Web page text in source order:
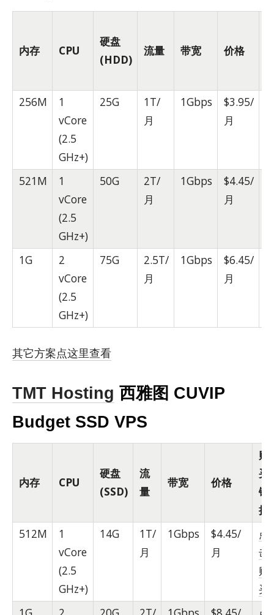
内存 CPU
硬盘
(HDD)
流量 带宽 价格
256M
1
vCore
(2.5
GHz+)
25G
1T/
月
1Gbps
$3.95/
月
521M
1
vCore
(2.5
GHz+)
50G
2T/
月
1Gbps
$4.45/
月
1G
2
vCore
(2.5
GHz+)
75G
2.5T/
月
1Gbps
$6.45/
月
其它方案点这里查看
TMT Hosting 西雅图 CUVIP
Budget SSD VPS
内存 CPU
硬盘
(SSD)
流
量
带宽 价格
购
买
链
接
512M
1
vCore
(2.5
GHz+)
14G
1T/
月
1Gbps
$4.45/
月
点
击
购
买